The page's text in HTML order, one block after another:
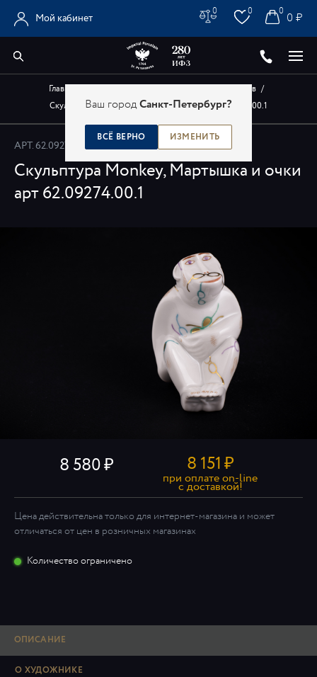
Ваш городСанкт-Петербург?
ВСЁ ВЕРНО ИЗМЕНИТЬ
Мой кабинет
0 0 0 ₽
0
Главная Авторские изделия художников /
Скульптура Monkey, Мартышка и очки арт 62.09274.00.1
АРТ.62.09274.00.1
Скульптура Monkey, Мартышка и очки
арт 62.09274.00.1
8 580 8 151₽
при оплате on-line
c доставкой!
Цена действительна только для интернет-магазина и может
отличаться от цен в розничных магазинах
Количество ограничено
ОПИСАНИЕ
О ХУДОЖНИКЕ